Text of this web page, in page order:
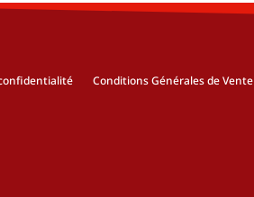
Conditions Générales de Vente